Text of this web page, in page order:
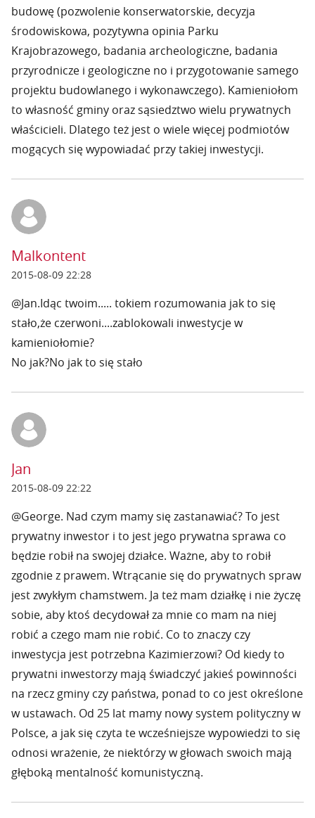
budowę (pozwolenie konserwatorskie, decyzja
środowiskowa, pozytywna opinia Parku
Krajobrazowego, badania archeologiczne, badania
przyrodnicze i geologiczne no i przygotowanie samego
projektu budowlanego i wykonawczego). Kamieniołom
to własność gminy oraz sąsiedztwo wielu prywatnych
właścicieli. Dlatego też jest o wiele więcej podmiotów
mogących się wypowiadać przy takiej inwestycji.
Malkontent
2015-08-09 22:28
@Jan.Idąc twoim..... tokiem rozumowania jak to się
stało,że czerwoni....zablokowali inwestycje w
kamieniołomie?
No jak?No jak to się stało
Jan
2015-08-09 22:22
@George. Nad czym mamy się zastanawiać? To jest
prywatny inwestor i to jest jego prywatna sprawa co
będzie robił na swojej działce. Ważne, aby to robił
zgodnie z prawem. Wtrącanie się do prywatnych spraw
jest zwykłym chamstwem. Ja też mam działkę i nie życzę
sobie, aby ktoś decydował za mnie co mam na niej
robić a czego mam nie robić. Co to znaczy czy
inwestycja jest potrzebna Kazimierzowi? Od kiedy to
prywatni inwestorzy mają świadczyć jakieś powinności
na rzecz gminy czy państwa, ponad to co jest określone
w ustawach. Od 25 lat mamy nowy system polityczny w
Polsce, a jak się czyta te wcześniejsze wypowiedzi to się
odnosi wrażenie, że niektórzy w głowach swoich mają
głęboką mentalność komunistyczną.